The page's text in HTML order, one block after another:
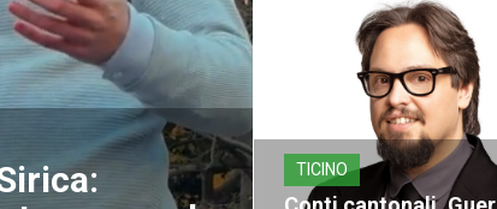
TICINO